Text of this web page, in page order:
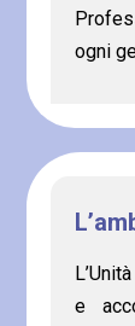
ogni
e